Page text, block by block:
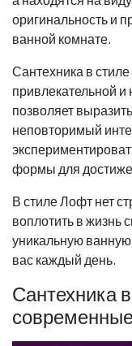
оригинальность и
ванной комнате.
Сантехника в
привлекательной и
позволяет
неповторимый
формы для
В стиле Лофт нет
воплотить в жизнь
уникальную ванную
вас каждый день.
Сантехника